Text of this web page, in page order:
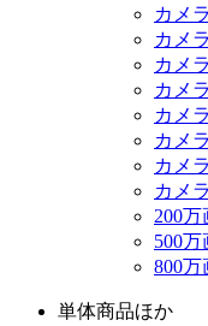
カメ
カメ
カメ
カメ
カメ
カメ
カメ
カメ
200
500
800万
単体商品ほか